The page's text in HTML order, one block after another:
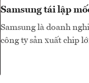
Samsung tái lập
Samsung là doanh
công ty sản xuất chip